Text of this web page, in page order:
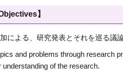
】
による、研究発表とそれを巡る議
and problems through research
of the research.